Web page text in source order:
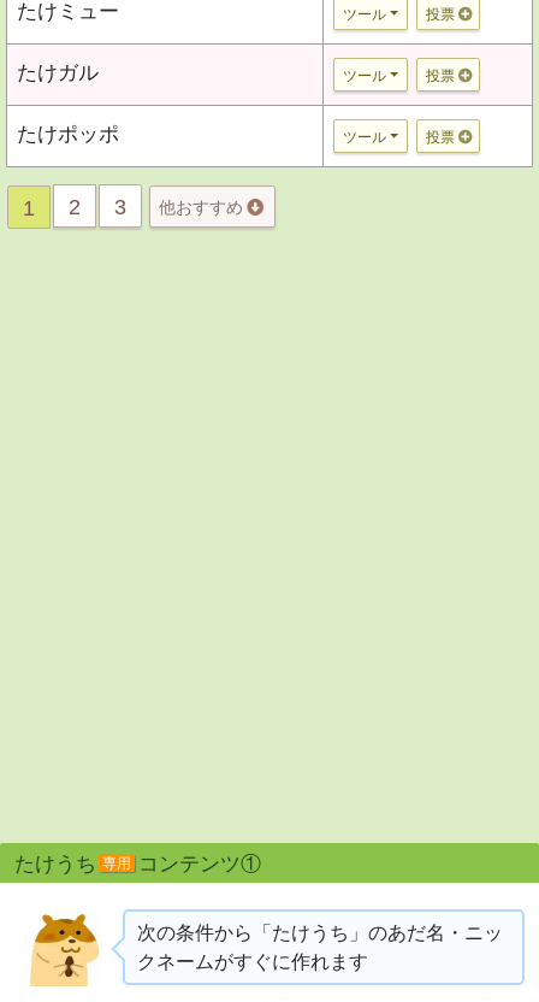
たけミュー ツール 投票
たけガル ツール 投票
たけポッポ ツール 投票
1 2 3 他おすすめ
たけうち 専用 コンテンツ①
次の条件から「たけうち」のあだ名・ニッ
クネームがすぐに作れます